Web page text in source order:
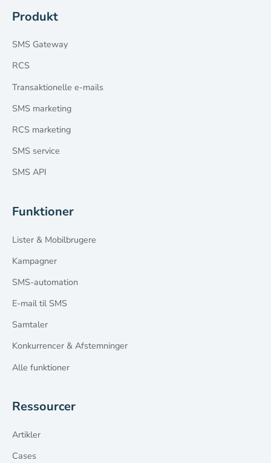
Produkt
SMS Gateway
RCS
Transaktionelle e-mails
SMS marketing
RCS marketing
SMS service
SMS API
Funktioner
Lister & Mobilbrugere
Kampagner
SMS-automation
E-mail til SMS
Samtaler
Konkurrencer & Afstemninger
Alle funktioner
Ressourcer
Artikler
Cases